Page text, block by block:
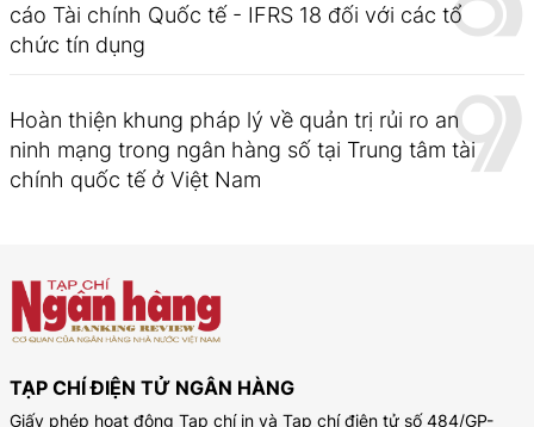
cáo Tài chính Quốc tế - IFRS 18 đối với các tổ
chức tín dụng
Hoàn thiện khung pháp lý về quản trị rủi ro an
ninh mạng trong ngân hàng số tại Trung tâm tài
chính quốc tế ở Việt Nam
TẠP CHÍ ĐIỆN TỬ NGÂN HÀNG
Giấy phép hoạt động Tạp chí in và Tạp chí điện tử số 484/GP-